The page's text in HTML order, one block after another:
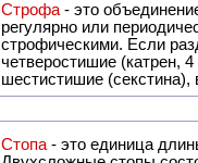
Строфа - это объединение двух или
регулярно или периодически повторяющееся в стихотворении. Большинство стихотворений делятся на строфы и т.о. являются
строфическими. Если разделения на строфы нет, такие
четверостишие (катрен,
шестистишие (секстина),
Стопа - это единица